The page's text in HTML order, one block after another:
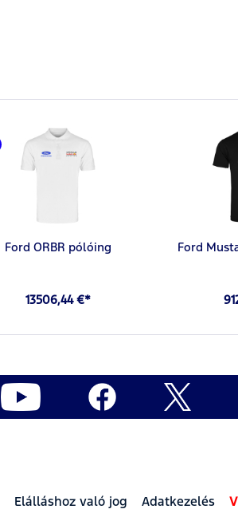
Ford ORBR pólóing
13506,44 €*
Ford
Elálláshoz való jog Adatkezelés